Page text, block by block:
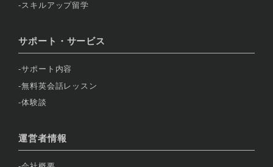
スキルアップ留学
サポート・サービス
サポート内容
無料英会話レッスン
体験談
運営者情報